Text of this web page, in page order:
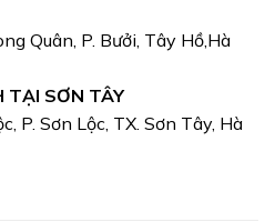
Quân, P. Bưởi, Tây Hồ,Hà
TẠI SƠN TÂY
P. Sơn Lộc, TX. Sơn Tây, Hà